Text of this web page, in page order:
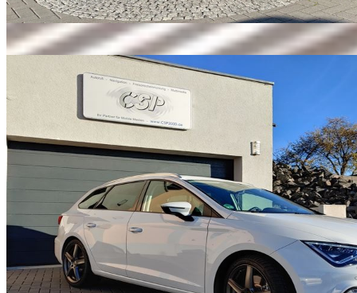
Cupra
Pakete ansehen→